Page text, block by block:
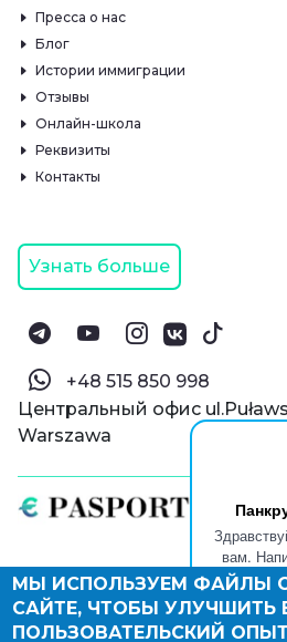
вам.
вас
© Паспорт Онлайн 2019—2026
Политика конфиденциальности
Оферта и конфиденциальность:РФ
Пресса о нас
Блог
Истории иммиграции
Отзывы
Онлайн-школа
Реквизиты
Контакты
Узнать больше
‪+48 515 850 998‬
Центральный офис
Warszawa
МЫ ИСПОЛЬЗУЕМ ФАЙЛЫ
САЙТЕ, ЧТОБЫ УЛУЧШИТЬ
ПОЛЬЗОВАТЕЛЬСКИЙ ОПЫТ